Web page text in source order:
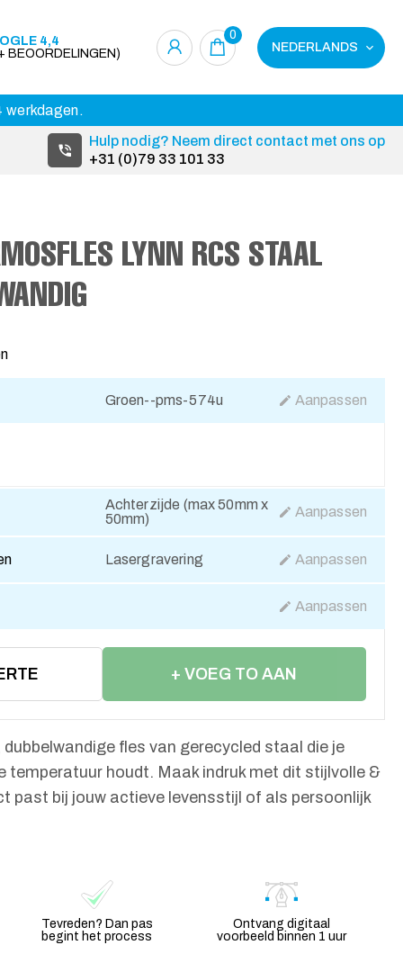
4,4
BEOORDELINGEN)
0
NEDERLANDS
werkdagen.
Hulp nodig? Neem direct contact met ons op
+31 (0)79 33 101 33
LYNN RCS STAAL
Groen--pms-574u Aanpassen
Achterzijde (max 50mm x
50mm)
Aanpassen
Lasergravering Aanpassen
Aanpassen
+ VOEG TO AAN
fles van gerecycled staal die je
temperatuur houdt. Maak indruk met dit stijlvolle &
past bij jouw actieve levensstijl of als persoonlijk
Tevreden? Dan pas
begint het process
Ontvang digitaal
voorbeeld binnen 1 uur